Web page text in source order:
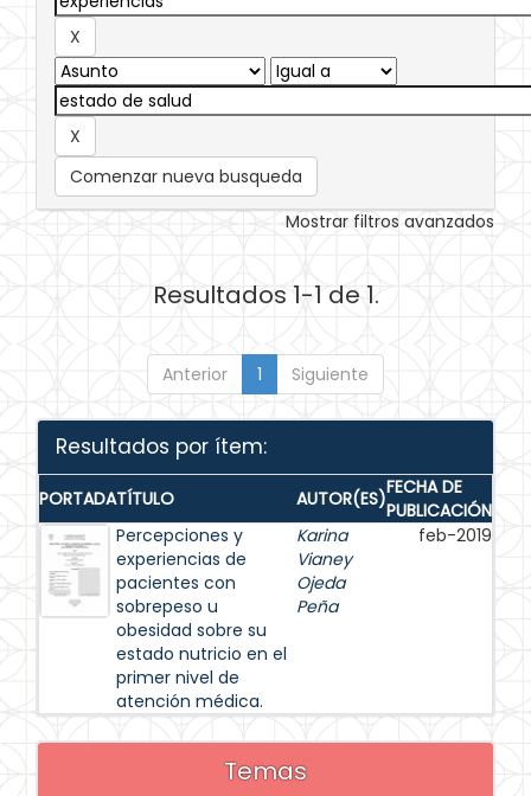
Comenzar nueva busqueda
Mostrar filtros avanzados
Resultados 1-1 de 1.
Anterior 1 Siguiente
Resultados por ítem:
PORTADATÍTULO AUTOR(ES)FECHA DE
PUBLICACIÓN
Percepciones y
experiencias de
pacientes con
sobrepeso u
obesidad sobre su
estado nutricio en el
primer nivel de
atención médica.
Karina
Vianey
Ojeda
Peña
feb-2019
Temas